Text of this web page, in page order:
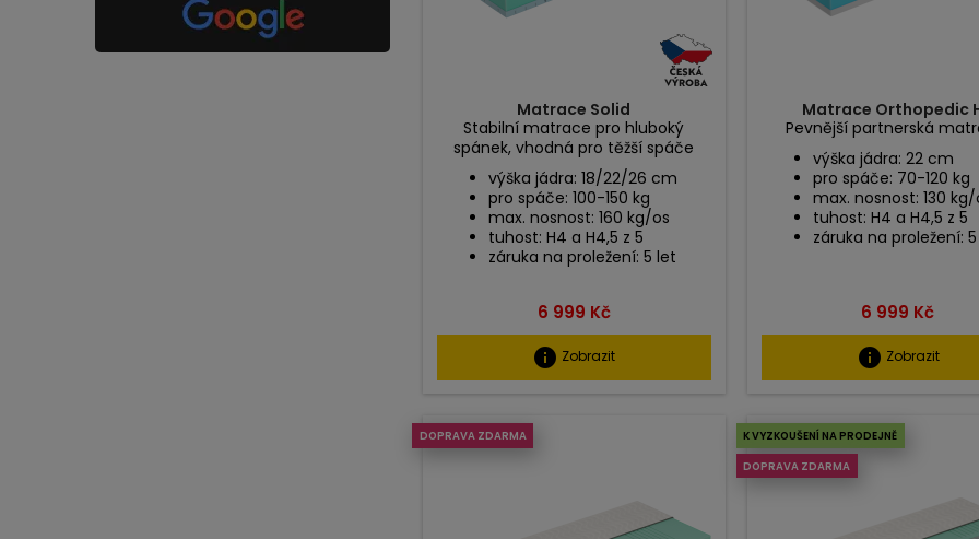
Matrace Solid
Stabilní matrace pro hluboký
spánek, vhodná pro těžší spáče
výška jádra: 18/22/26 cm
pro spáče: 100-150 kg
max. nosnost: 160 kg/os
tuhost: H4 a H4,5 z 5
záruka na proležení: 5 let
Cena
6 999 Kč
info Zobrazit
Matrace Orthopedic
Pevnější partnerská
výška jádra: 22 cm
pro spáče: 70-120 kg
max. nosnost: 130 kg/
tuhost: H4 a H4,5 z 5
záruka na proležení:
Cena
6 999 Kč
info Zobrazit
DOPRAVA ZDARMA K VYZKOUŠENÍ NA PRODEJNĚ
DOPRAVA ZDARMA